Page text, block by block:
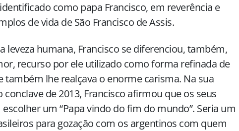
como papa Francisco, em reverência e
de vida de São Francisco de Assis.
leveza humana, Francisco se diferenciou, também,
recurso por ele utilizado como forma refinada de
também lhe realçava o enorme carisma. Na sua
de 2013, Francisco afirmou que os seus
um “Papa vindo do fim do mundo”. Seria um
para gozação com os argentinos com quem